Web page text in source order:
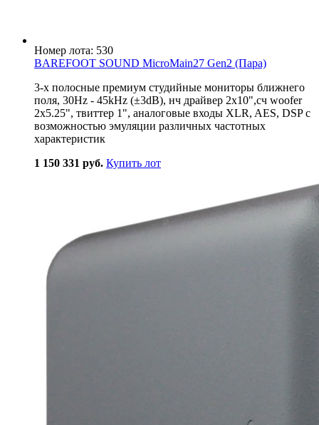
Номер лота: 530
BAREFOOT SOUND MicroMain27 Gen2 (Пара)
3-х полосные премиум студийные мониторы ближнего
поля, 30Hz - 45kHz (±3dB), нч драйвер 2x10",сч woofer
2x5.25", твиттер 1", аналоговые входы XLR, AES, DSP с
возможностью эмуляции различных частотных
характеристик
1 150 331 руб. Купить лот